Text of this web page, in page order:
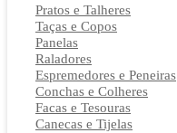
Pratos e Talheres
Taças e Copos
Panelas
Raladores
Espremedores e Peneiras
Conchas e Colheres
Facas e Tesouras
Canecas e Tijelas